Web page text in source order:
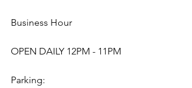
Business Hour
OPEN DAILY 12PM - 11PM
Parking: